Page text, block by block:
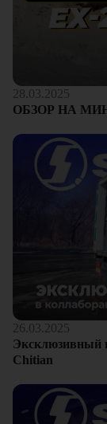
28.03.2025
ОБЗОР НА
26.03.2025
Эксклюзивный
Chitian